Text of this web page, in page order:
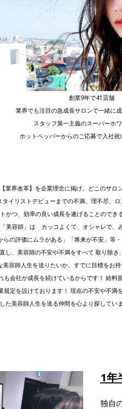
創業9年で41店舗
業界でも注目の急成長サロンで一緒に
スタッフ第一主義のスーパーホ
ホットペッパーからのご応募で入社祝
界改革】を企業理念に掲げ、どこのサ
イリストデビューまでの不満、理不尽、
かつ、効率の良い成長を遂げることのでき
美容師」は カッコよくて、オシャレで、
の評価にムラがある」「将来が不安」等
し、美容師の不安や不満をすべて 取り除
容師人生を送りたいか、すでに目標をお
会社が成長を続けているからです！ 給
定を設けております！ 現在の不安や不
た美容師人生を送る仲間を心より探してい
1年
独自